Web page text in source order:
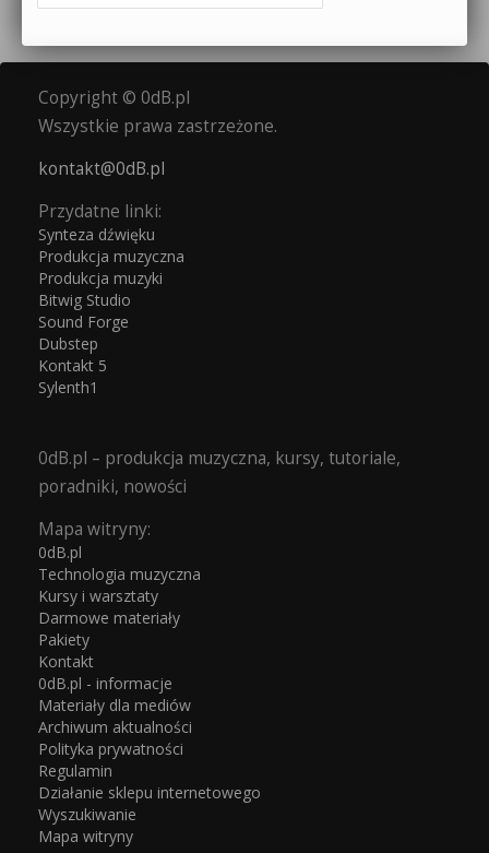
Copyright © 0dB.pl
Wszystkie prawa zastrzeżone.
kontakt@0dB.pl
Przydatne linki:
Synteza dźwięku
Produkcja muzyczna
Produkcja muzyki
Bitwig Studio
Sound Forge
Dubstep
Kontakt 5
Sylenth1
0dB.pl – produkcja muzyczna, kursy, tutoriale,
poradniki, nowości
Mapa witryny:
0dB.pl
Technologia muzyczna
Kursy i warsztaty
Darmowe materiały
Pakiety
Kontakt
0dB.pl - informacje
Materiały dla mediów
Archiwum aktualności
Polityka prywatności
Regulamin
Działanie sklepu internetowego
Wyszukiwanie
Mapa witryny